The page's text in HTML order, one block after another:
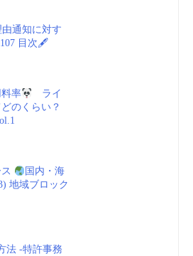
通知に対す
目次🖋
率
ライ
のくらい？
国内・海
地域ブロック
法 -特許事務